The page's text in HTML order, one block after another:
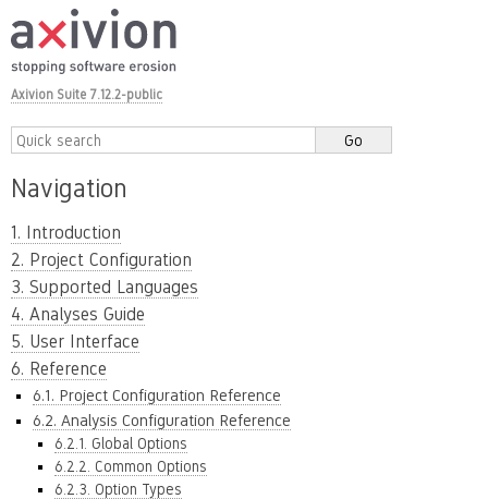
Axivion Suite 7.12.2-public
Navigation
1. Introduction
2. Project Configuration
3. Supported Languages
4. Analyses Guide
5. User Interface
6. Reference
6.1. Project Configuration Reference
6.2. Analysis Configuration Reference
6.2.1. Global Options
6.2.2. Common Options
6.2.3. Option Types